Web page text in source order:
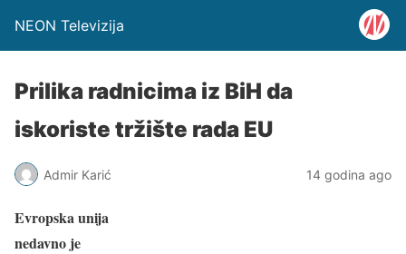
NEON Televizija
Prilika radnicima iz BiH da
iskoriste tržište rada EU
Admir Karić 14 godina ago
Evropska unija
nedavno je